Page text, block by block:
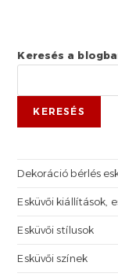
Keresés a
KERESÉS
Dekoráció bérlés
Esküvői kiállítások,
Esküvői stílusok
Esküvői színek